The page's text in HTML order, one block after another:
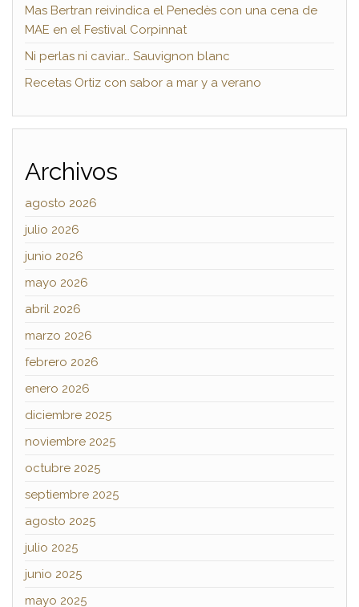
Mas Bertran reivindica el Penedès con una cena de
MAE en el Festival Corpinnat
Ni perlas ni caviar… Sauvignon blanc
Recetas Ortiz con sabor a mar y a verano
Archivos
agosto 2026
julio 2026
junio 2026
mayo 2026
abril 2026
marzo 2026
febrero 2026
enero 2026
diciembre 2025
noviembre 2025
octubre 2025
septiembre 2025
agosto 2025
julio 2025
junio 2025
mayo 2025